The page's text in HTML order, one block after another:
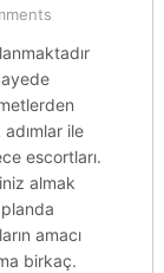
adımlar ile
escortları.
almak
amacı
birkaç.